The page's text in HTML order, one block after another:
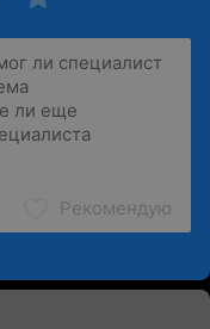
Рекомендую